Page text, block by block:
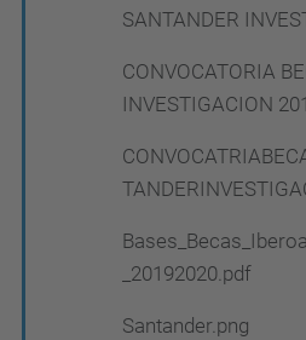
SANTANDER
CONVOCATORIA
INVESTIGACION
_20192020.pdf
Santander.png